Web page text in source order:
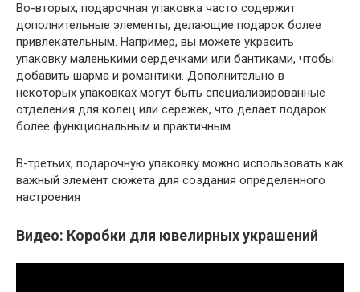
Во-вторых, подарочная упаковка часто содержит
дополнительные элементы, делающие подарок более
привлекательным. Например, вы можете украсить
упаковку маленькими сердечками или бантиками, чтобы
добавить шарма и романтики. Дополнительно в
некоторых упаковках могут быть специализированные
отделения для колец или сережек, что делает подарок
более функциональным и практичным.
В-третьих, подарочную упаковку можно использовать как
важный элемент сюжета для создания определенного
настроения
Видео: Коробки для ювелирных украшений